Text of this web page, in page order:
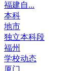
福建自...
本科
地市
独立本科段
福州
学校动态
厦门